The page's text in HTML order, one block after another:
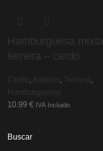
Buscar
Hamburguesa mixta
ternera – cerdo
Cerdo, Adobos, Ternera,
Hamburguesas
10.99 € IVA Incluido